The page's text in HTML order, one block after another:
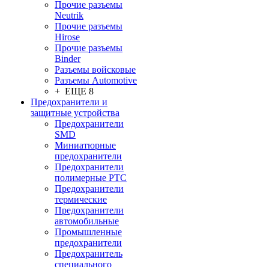
Прочие разъемы
Neutrik
Прочие разъемы
Hirose
Прочие разъемы
Binder
Разъемы войсковые
Разъeмы Automotive
+ ЕЩЕ 8
Предохранители и
защитные устройства
Предохранители
SMD
Миниатюрные
предохранители
Предохранители
полимерные PTC
Предохранители
термические
Предохранители
автомобильные
Промышленные
предохранители
Предохранитель
специального